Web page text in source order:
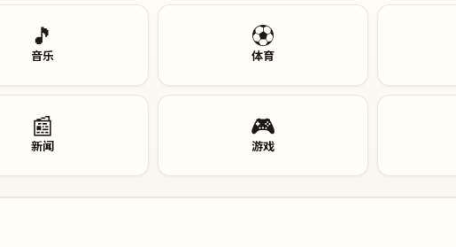
🎵
音乐
⚽
体育
📰
新闻
🎮
游戏